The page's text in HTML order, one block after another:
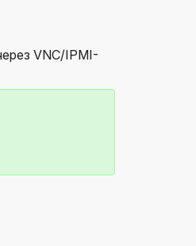
VNC/IPMI-